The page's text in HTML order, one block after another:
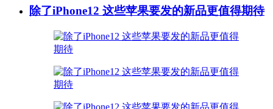
除了iPhone12 这些苹果要发的新品更值得期待